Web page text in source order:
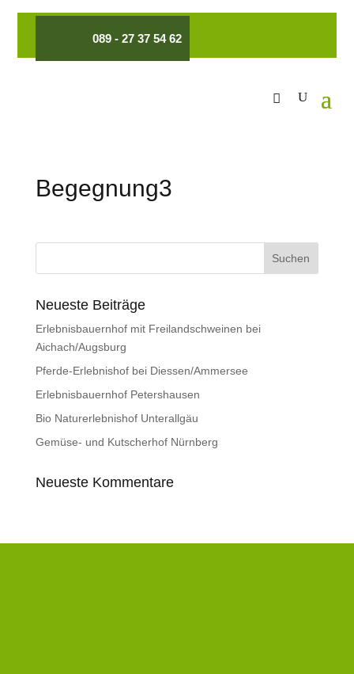
089 - 27 37 54 62
Begegnung3
Neueste Beiträge
Erlebnisbauernhof mit Freilandschweinen bei
Aichach/Augsburg
Pferde-Erlebnishof bei Diessen/Ammersee
Erlebnisbauernhof Petershausen
Bio Naturerlebnishof Unterallgäu
Gemüse- und Kutscherhof Nürnberg
Neueste Kommentare